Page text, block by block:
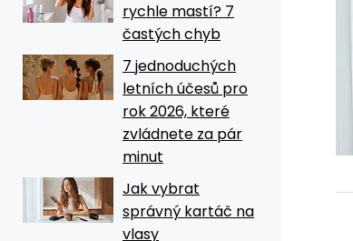
rychle mastí? 7
častých chyb
7 jednoduchých
letních účesů pro
rok 2026, které
zvládnete za pár
minut
Jak vybrat
správný kartáč na
vlasy